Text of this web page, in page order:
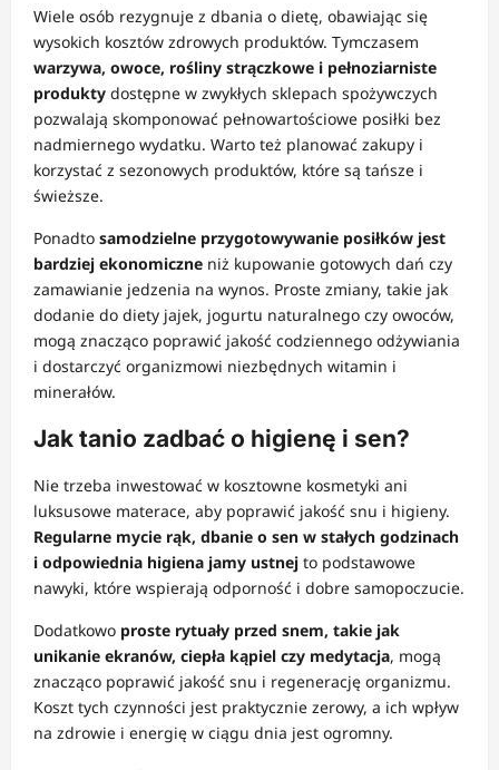
Wiele osób rezygnuje z dbania o dietę, obawiając się
wysokich kosztów zdrowych produktów. Tymczasem
warzywa, owoce, rośliny strączkowe i pełnoziarniste
produkty dostępne w zwykłych sklepach spożywczych
pozwalają skomponować pełnowartościowe posiłki bez
nadmiernego wydatku. Warto też planować zakupy i
korzystać z sezonowych produktów, które są tańsze i
świeższe.
Ponadto samodzielne przygotowywanie posiłków jest
bardziej ekonomiczne niż kupowanie gotowych dań czy
zamawianie jedzenia na wynos. Proste zmiany, takie jak
dodanie do diety jajek, jogurtu naturalnego czy owoców,
mogą znacząco poprawić jakość codziennego odżywiania
i dostarczyć organizmowi niezbędnych witamin i
minerałów.
Jak tanio zadbać o higienę i sen?
Nie trzeba inwestować w kosztowne kosmetyki ani
luksusowe materace, aby poprawić jakość snu i higieny.
Regularne mycie rąk, dbanie o sen w stałych godzinach
i odpowiednia higiena jamy ustnej to podstawowe
nawyki, które wspierają odporność i dobre samopoczucie.
Dodatkowo proste rytuały przed snem, takie jak
unikanie ekranów, ciepła kąpiel czy medytacja, mogą
znacząco poprawić jakość snu i regenerację organizmu.
Koszt tych czynności jest praktycznie zerowy, a ich wpływ
na zdrowie i energię w ciągu dnia jest ogromny.